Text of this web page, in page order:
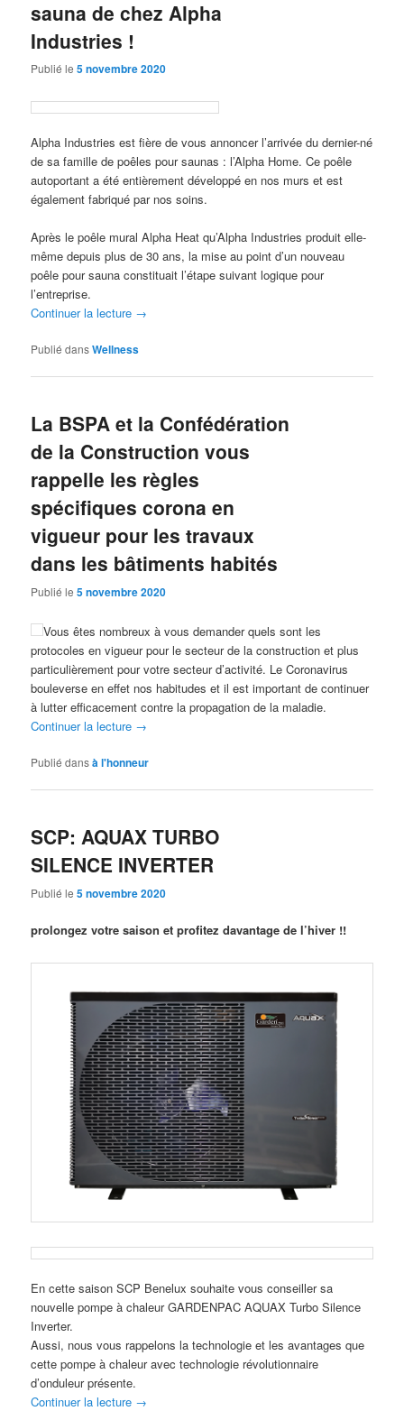
sauna de chez Alpha
Industries !
Publié le5 novembre 2020
Alpha Industries est fière de vous annoncer l’arrivée du dernier-né
de sa famille de poêles pour saunas : l’Alpha Home. Ce poêle
autoportant a été entièrement développé en nos murs et est
également fabriqué par nos soins.
Après le poêle mural Alpha Heat qu’Alpha Industries produit elle-
même depuis plus de 30 ans, la mise au point d’un nouveau
poêle pour sauna constituait l’étape suivant logique pour
l’entreprise.
Continuer la lecture →
Publié dansWellness
La BSPA et la Confédération
de la Construction vous
rappelle les règles
spécifiques corona en
vigueur pour les travaux
dans les bâtiments habités
Publié le5 novembre 2020
Vous êtes nombreux à vous demander quels sont les
protocoles en vigueur pour le secteur de la construction et plus
particulièrement pour votre secteur d’activité. Le Coronavirus
bouleverse en effet nos habitudes et il est important de continuer
à lutter efficacement contre la propagation de la maladie.
Continuer la lecture →
Publié dansà l'honneur
SCP: AQUAX TURBO
SILENCE INVERTER
Publié le5 novembre 2020
prolongez votre saison et profitez davantage de l’hiver !!
En cette saison SCP Benelux souhaite vous conseiller sa
nouvelle pompe à chaleur GARDENPAC AQUAX Turbo Silence
Inverter.
Aussi, nous vous rappelons la technologie et les avantages que
cette pompe à chaleur avec technologie révolutionnaire
d’onduleur présente.
Continuer la lecture →